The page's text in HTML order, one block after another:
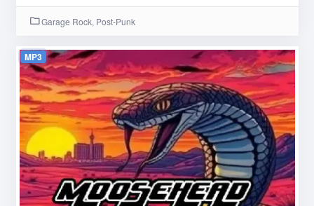
Garage Rock, Post-Punk
MP3